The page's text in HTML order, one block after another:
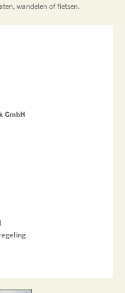
wandelen of fietsen.
GmbH